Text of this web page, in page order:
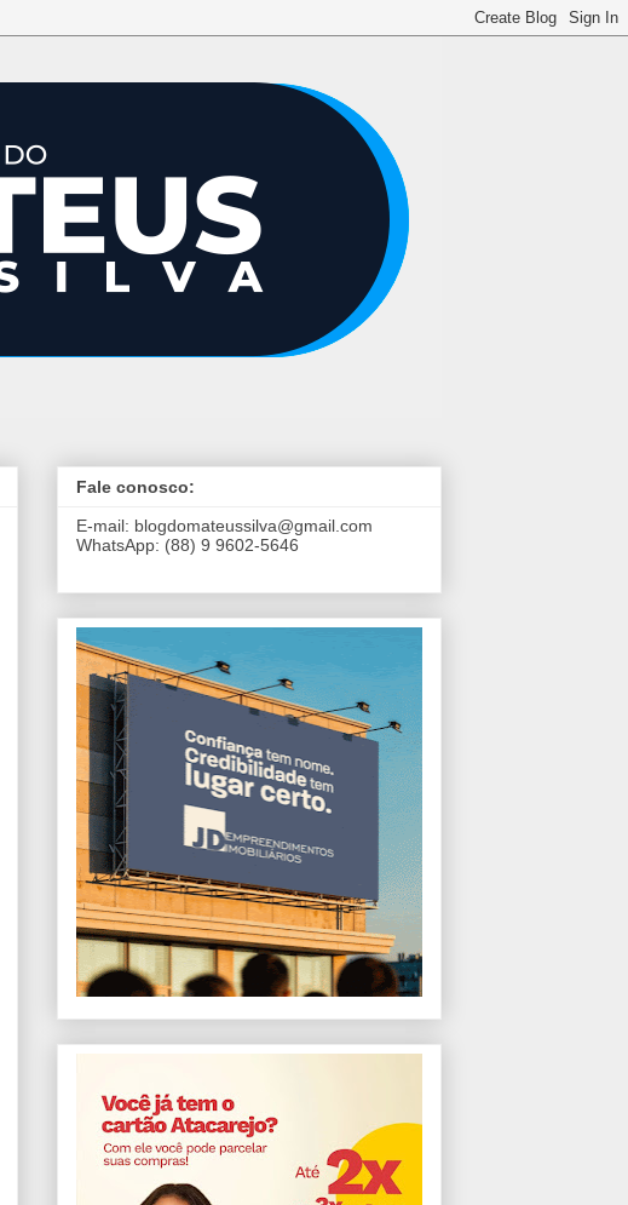
Fale conosco:
E-mail: blogdomateussilva@gmail.com
WhatsApp: (88) 9 9602-5646